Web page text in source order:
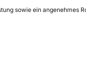
sowie ein